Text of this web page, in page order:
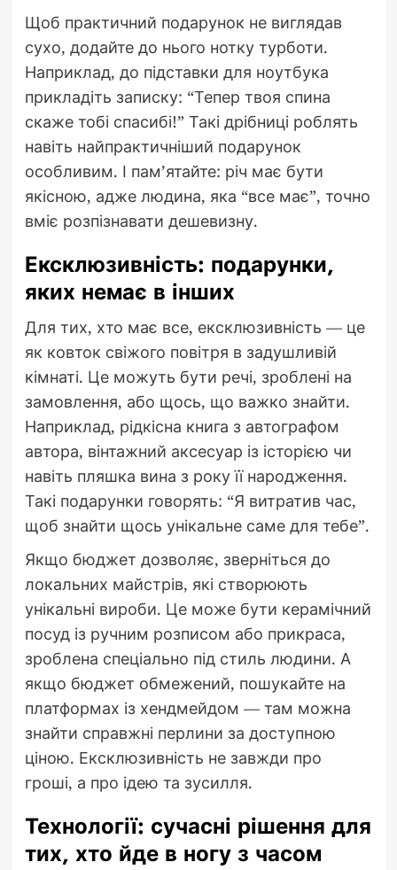
Щоб практичний подарунок не виглядав
сухо, додайте до нього нотку турботи.
Наприклад, до підставки для ноутбука
прикладіть записку: “Тепер твоя спина
скаже тобі спасибі!” Такі дрібниці роблять
навіть найпрактичніший подарунок
особливим. І пам’ятайте: річ має бути
якісною, адже людина, яка “все має”, точно
вміє розпізнавати дешевизну.
Ексклюзивність: подарунки,
яких немає в інших
Для тих, хто має все, ексклюзивність — це
як ковток свіжого повітря в задушливій
кімнаті. Це можуть бути речі, зроблені на
замовлення, або щось, що важко знайти.
Наприклад, рідкісна книга з автографом
автора, вінтажний аксесуар із історією чи
навіть пляшка вина з року її народження.
Такі подарунки говорять: “Я витратив час,
щоб знайти щось унікальне саме для тебе”.
Якщо бюджет дозволяє, зверніться до
локальних майстрів, які створюють
унікальні вироби. Це може бути керамічний
посуд із ручним розписом або прикраса,
зроблена спеціально під стиль людини. А
якщо бюджет обмежений, пошукайте на
платформах із хендмейдом — там можна
знайти справжні перлини за доступною
ціною. Ексклюзивність не завжди про
гроші, а про ідею та зусилля.
Технології: сучасні рішення для
тих, хто йде в ногу з часом